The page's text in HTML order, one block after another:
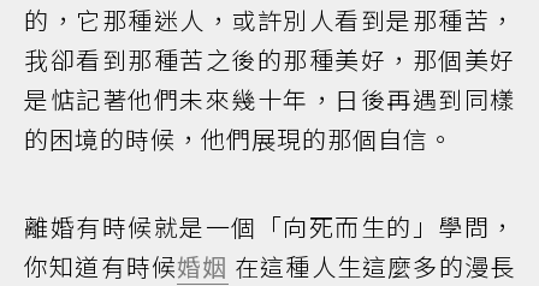
的，它那種迷人，或許別人看到是那種苦，
我卻看到那種苦之後的那種美好，那個美好
是惦記著他們未來幾十年，日後再遇到同樣
的困境的時候，他們展現的那個自信。
離婚有時候就是一個「向死而生的」學問，
你知道有時候婚姻 在這種人生這麼多的漫長